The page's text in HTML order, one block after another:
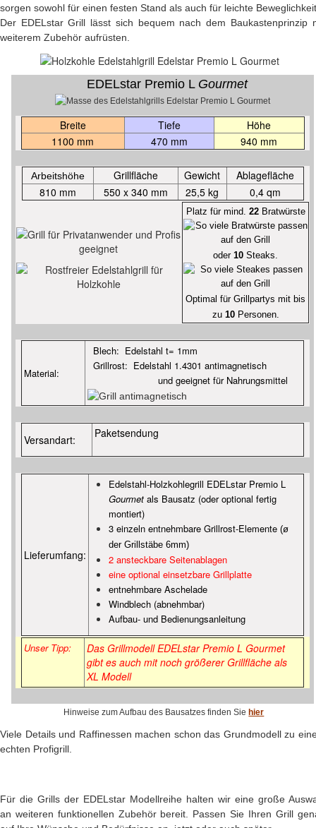
sorgen sowohl für einen festen Stand als auch für leichte
Der EDELstar Grill lässt sich bequem nach dem Baukastenprinzip
weiterem Zubehör aufrüsten.
EDELstar Premio L Gourmet
Breite Tiefe
Höhe
1100 mm
470 mm 940 mm
Arbeitshöhe Grillfläche Gewicht
Ablagefläche
810 mm
550 x 340 mm 25,5 kg 0,4 qm
Platz für mind. 22Bratwürste
oder10 Steaks.
Optimal für Grillpartys mit bis
zu 10Personen.
Material:
Blech: Edelstahl t= 1mm
Grillrost: Edelstahl 1.4301 antimagnetisch
und geeignet für Nahrungsmittel
Versandart: Paketsendung
Lieferumfang:
Edelstahl-Holzkohlegrill EDELstar Premio L
Gourmet als Bausatz (oder optional fertig
montiert)
3 einzeln entnehmbare Grillrost-Elemente(ø
der Grillstäbe 6mm)
2 ansteckbare Seitenablagen
eine optional einsetzbare Grillplatte
entnehmbare Aschelade
Windblech (abnehmbar)
Aufbau- und Bedienungsanleitung
Unser Tipp:
Das Grillmodell EDELstar Premio L Gourmet
gibt es auch mit noch größerer Grillfläche als
XL Modell
Hinweise zum Aufbau des Bausatzes finden Siehier
Viele Details und Raffinessen machen schon das Grundmodell zu
echten Profigrill.
Für die Grills der EDELstar Modellreihe halten wir eine große
an weiteren funktionellen Zubehör bereit. Passen Sie Ihren Grill